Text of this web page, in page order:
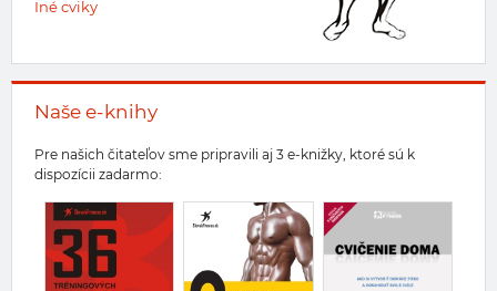
Iné cviky
Naše e-knihy
Pre našich čitateľov sme pripravili aj 3 e-knižky, ktoré sú k
dispozícii zadarmo: